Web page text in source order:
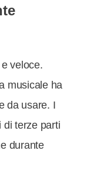
veloce.
musicale ha
da usare. I
di terze parti
durante